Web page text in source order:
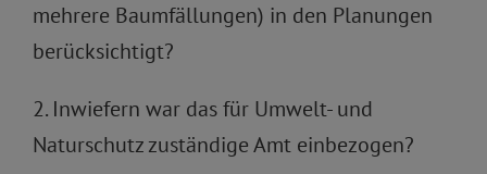
mehrere Baumfällungen) in den Planungen
berücksichtigt?
2. Inwiefern war das für Umwelt- und
Naturschutz zuständige Amt einbezogen?